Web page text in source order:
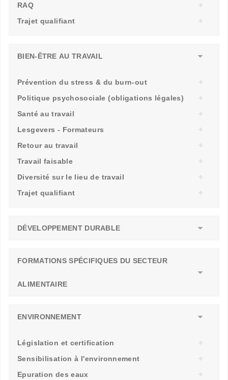
RAQ
Trajet qualifiant
BIEN-ÊTRE AU TRAVAIL
Prévention du stress & du burn-out
Politique psychosociale (obligations légales)
Santé au travail
Lesgevers - Formateurs
Retour au travail
Travail faisable
Diversité sur le lieu de travail
Trajet qualifiant
DÉVELOPPEMENT DURABLE
FORMATIONS SPÉCIFIQUES DU SECTEUR
ALIMENTAIRE
ENVIRONNEMENT
Législation et certification
Sensibilisation à l'environnement
Epuration des eaux